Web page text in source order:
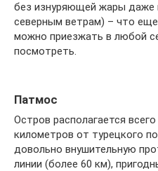
без изнуряющей жары даже
северным ветрам) – что
можно приезжать в любой
посмотреть.
Патмос
Остров располагается
километров от турецкого
довольно внушительную
линии (более 60 км),